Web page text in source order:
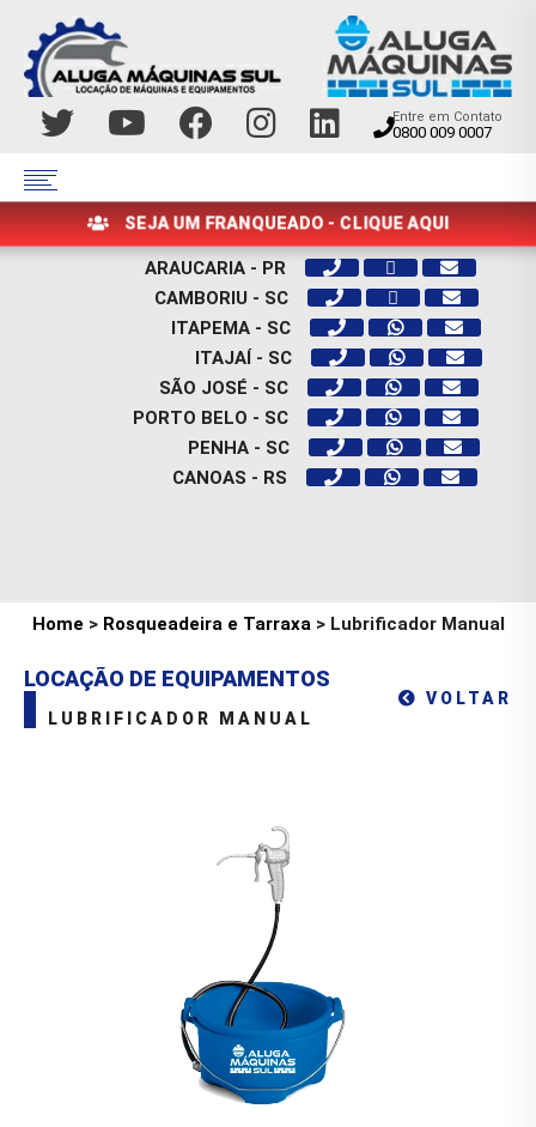
Entre em Contato
0800 009 0007
SEJA UM FRANQUEADO - CLIQUE AQUI
ARAUCARIA - PR
CAMBORIU - SC
ITAPEMA - SC
ITAJAÍ - SC
SÃO JOSÉ - SC
PORTO BELO - SC
PENHA - SC
CANOAS - RS
Home > Rosqueadeira e Tarraxa> Lubrificador Manual
LOCAÇÃO DE EQUIPAMENTOS
VOLTAR
LUBRIFICADOR MANUAL